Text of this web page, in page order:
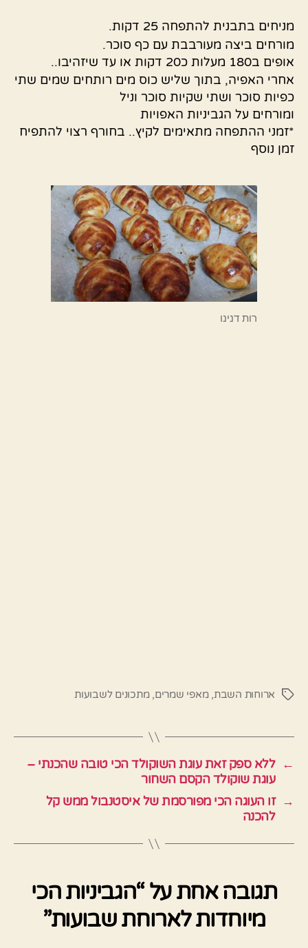
מניחים בתבנית להתפחה 25 דקות.
מורחים ביצה מעורבבת עם כף סוכר.
אופים ב180 מעלות כ20 דקות או עד שיזהיבו..
אחרי האפיה, בתוך שליש כוס מים רותחים שמים שתי
כפיות סוכר ושתי שקיות סוכר וניל
ומורחים על הגביניות האפויות
*זמני ההתפחה מתאימים לקיץ.. בחורף רצוי להתפיח
זמן נוסף
רות דנינו
תגיותארוחות השבת,מאפי שמרים,מתכונים לשבועות
← ללא ספק זאת עוגת השוקולד הכי טובה שהכנתי –
עוגת שוקולד הקסם השחור
→ זו העוגה הכי מפורסמת של איסטנבול ממש קל
להכנה
תגובה אחת על “הגביניות הכי
מיוחדות לארוחת שבועות”